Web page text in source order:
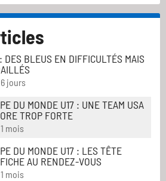
DES BLEUS EN DIFFICULTÉS MAIS
jours
DU MONDE U17 : UNE TEAM USA
TROP FORTE
mois
DU MONDE U17 : LES TÊTE
AU RENDEZ-VOUS
mois